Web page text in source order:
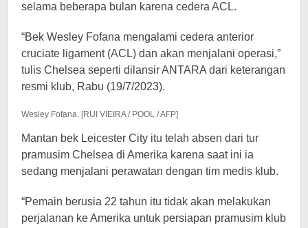
selama beberapa bulan karena cedera ACL.
“Bek Wesley Fofana mengalami cedera anterior
cruciate ligament (ACL) dan akan menjalani operasi,”
tulis Chelsea seperti dilansir ANTARA dari keterangan
resmi klub, Rabu (19/7/2023).
Wesley Fofana. [RUI VIEIRA / POOL / AFP]
Mantan bek Leicester City itu telah absen dari tur
pramusim Chelsea di Amerika karena saat ini ia
sedang menjalani perawatan dengan tim medis klub.
“Pemain berusia 22 tahun itu tidak akan melakukan
perjalanan ke Amerika untuk persiapan pramusim klub